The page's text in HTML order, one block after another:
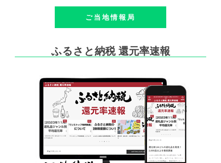
ご当地情報局
ふるさと納税 還元率速報